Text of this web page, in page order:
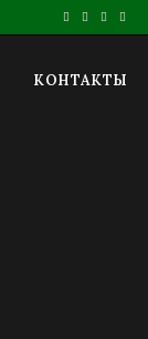
КОНТАКТЫ